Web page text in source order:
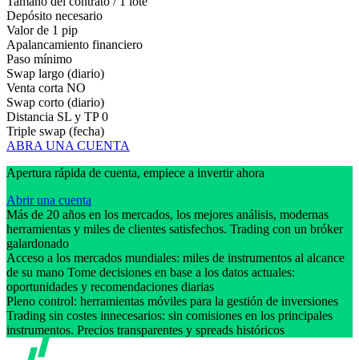
Depósito necesario
Valor de 1 pip
Apalancamiento financiero
Paso mínimo
Swap largo (diario)
Venta corta NO
Swap corto (diario)
Distancia SL y TP 0
Triple swap (fecha)
ABRA UNA CUENTA
Apertura rápida de cuenta, empiece a invertir ahora
Abrir una cuenta
Más de 20 años en los mercados, los mejores análisis, modernas
herramientas y miles de clientes satisfechos. Trading con un bróker
galardonado
Acceso a los mercados mundiales: miles de instrumentos al alcance
de su mano Tome decisiones en base a los datos actuales:
oportunidades y recomendaciones diarias
Pleno control: herramientas móviles para la gestión de inversiones
Trading sin costes innecesarios: sin comisiones en los principales
instrumentos. Precios transparentes y spreads históricos